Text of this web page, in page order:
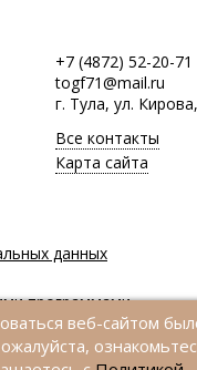
+7 (4872) 52-20-71
togf71@mail.ru
г. Тула, ул.
Все контакты
Карта сайта
данных
программами
веб-сайтом